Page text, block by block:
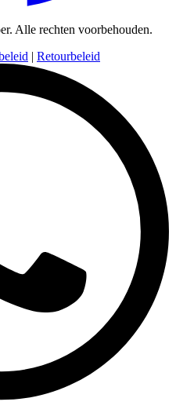
Alle rechten voorbehouden.
| Retourbeleid